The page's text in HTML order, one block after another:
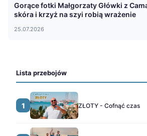
Gorące fotki Małgorzaty Główki z
skóra i krzyż na szyi robią wrażenie
25.07.2026
Lista przebojów
1 ZŁOTY - Cofnąć czas